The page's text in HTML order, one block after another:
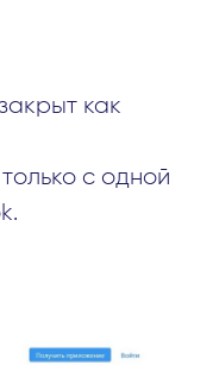
как
с одной